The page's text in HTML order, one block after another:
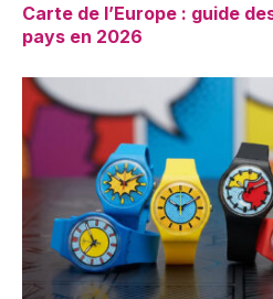
Carte de l’Europe : guide
pays en 2026